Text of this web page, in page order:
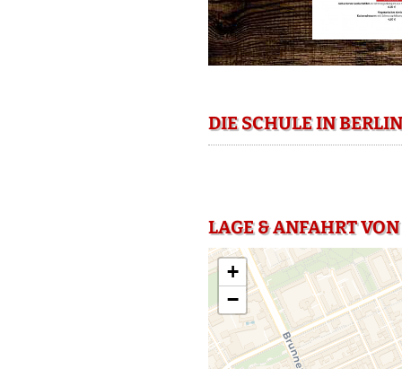
DIE SCHULE IN
LAGE & ANFAHRT
+
−